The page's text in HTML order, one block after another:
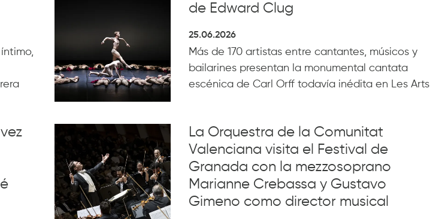
de Edward Clug
25.06.2026
Más de 170 artistas entre cantantes, músicos y
bailarines presentan la monumental cantata
escénica de Carl Orff todavía inédita en Les Arts
La Orquestra de la Comunitat
Valenciana visita el Festival de
Granada con la mezzosoprano
Marianne Crebassa y Gustavo
Gimeno como director musical